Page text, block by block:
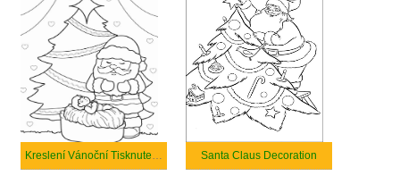
Kreslení Vánoční Tisknutelné Santa Claus Decoration